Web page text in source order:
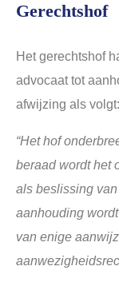
Gerechtshof
Het gerechtshof
advocaat tot
afwijzing als volgt:
“Het hof
beraad wordt het
als beslissing
aanhouding
van enige